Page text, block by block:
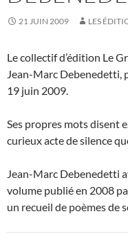
21 JUIN 2009 LES
Le collectif d’édition Le
Jean-Marc Debenedetti,
19 juin 2009.
Ses propres mots disent
curieux acte de silence
Jean-Marc Debenedetti
volume publié en 2008
un recueil de poèmes de